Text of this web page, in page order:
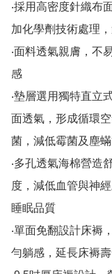
‧採用高密度針織布
加化學劑技術處理
‧面料透氣親膚，不
感
‧墊層選用獨特直立
面透氣，形成循環
菌，減低霉菌及塵
‧多孔透氣海棉營造
度，減低血管與神
睡眠品質
‧單面免翻設計床褥
勻躺感，延長床褥